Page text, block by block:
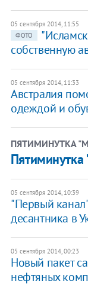
05 сентября 2014, 11:55
ФОТО
собственную
05 сентября 2014, 11:33
​Австралия
одеждой и
ПЯТИМИНУТКА
Пятиминутка
05 сентября 2014, 10:39
"Первый
десантника в
05 сентября 2014, 00:23
Новый пакет
нефтяных